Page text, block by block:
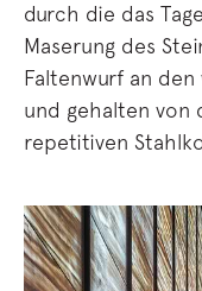
durch die das
Maserung des
Faltenwurf an den
und gehalten von
repetitiven